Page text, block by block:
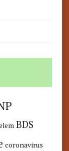
BDS
coronavirus